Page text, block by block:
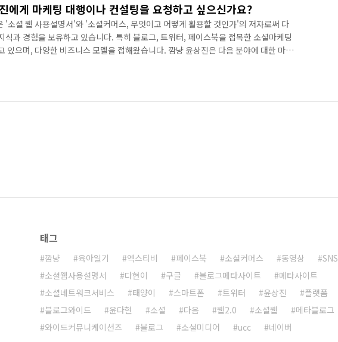
에게 마케팅 대행이나 컨설팅을 요청하고 싶으신가요?
'소셜 웹 사용설명서'와 '소셜커머스, 무엇이고 어떻게 활용할 것인가'의 저자로써 다
식과 경험을 보유하고 있습니다. 특히 블로그, 트위터, 페이스북을 접목한 소셜마케팅
있으며, 다양한 비즈니스 모델을 접해왔습니다. 깜냥 윤상진은 다음 분야에 대한 마케
, 페이스북을 활용한 마케팅 전략 수립 및 실행 2. 바이럴마케팅 - 블로그, 트위터, 페
로그, 트위터, 페이스북에 리뷰를 작성해주는 체험 리뷰 마케팅 깜냥 윤상진에게 마케..
태그
깜냥 육아일기 엑스티비 페이스북 소셜커머스 동영상
SNS
소셜웹사용설명서
다현이 구글 블로그메타사이트
메타사이트
소셜네트워크서비스
태양이 스마트폰 트위터 윤상진
플랫폼
블로그와이드
윤다현 소셜 다음 웹2.0 소셜웹
메타블로그
와이드커뮤니케이션즈
블로그 소셜미디어 ucc 네이버